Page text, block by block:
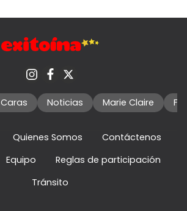
Caras Noticias Marie Claire
Quienes Somos
Contáctenos
Equipo
Reglas de participación
Tránsito